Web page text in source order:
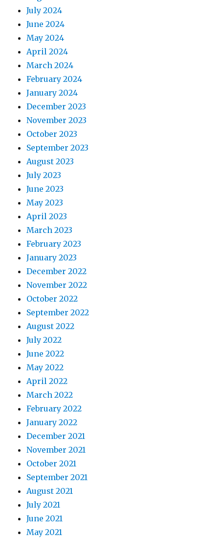
July 2024
June 2024
May 2024
April 2024
March 2024
February 2024
January 2024
December 2023
November 2023
October 2023
September 2023
August 2023
July 2023
June 2023
May 2023
April 2023
March 2023
February 2023
January 2023
December 2022
November 2022
October 2022
September 2022
August 2022
July 2022
June 2022
May 2022
April 2022
March 2022
February 2022
January 2022
December 2021
November 2021
October 2021
September 2021
August 2021
July 2021
June 2021
May 2021